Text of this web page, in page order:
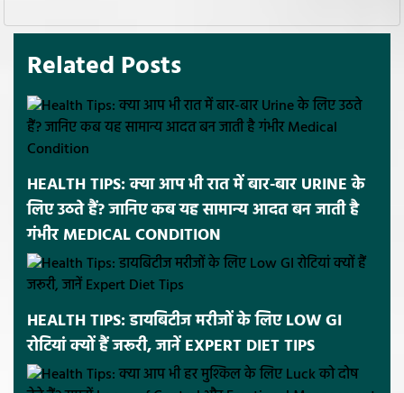
Related Posts
HEALTH TIPS: क्या आप भी रात में बार-बार URINE के
लिए उठते हैं? जानिए कब यह सामान्य आदत बन जाती है
गंभीर MEDICAL CONDITION
HEALTH TIPS: डायबिटीज मरीजों के लिए LOW GI
रोटियां क्यों हैं जरूरी, जानें EXPERT DIET TIPS